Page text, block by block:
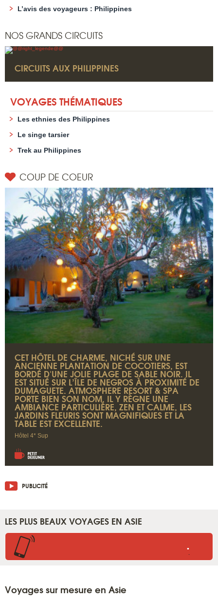
L’avis des voyageurs : Philippines
NOS GRANDS CIRCUITS
CIRCUITS AUX PHILIPPINES
VOYAGES THÉMATIQUES
Les ethnies des Philippines
Le singe tarsier
Trek au Philippines
COUP DE COEUR
CET HÔTEL DE CHARME, NICHÉ SUR UNE
ANCIENNE PLANTATION DE COCOTIERS, EST
BORDÉ D'UNE JOLIE PLAGE DE SABLE NOIR. IL
EST SITUÉ SUR L’ÎLE DE NEGROS À PROXIMITÉ DE
DUMAGUETE. ATMOSPHERE RESORT & SPA
PORTE BIEN SON NOM, IL Y RÈGNE UNE
AMBIANCE PARTICULIÈRE, ZEN ET CALME, LES
JARDINS FLEURIS SONT MAGNIFIQUES ET LA
TABLE EST EXCELLENTE.
Hôtel 4* Sup
PUBLICITÉ
LES PLUS BEAUX VOYAGES EN ASIE
..
Voyages sur mesure en Asie